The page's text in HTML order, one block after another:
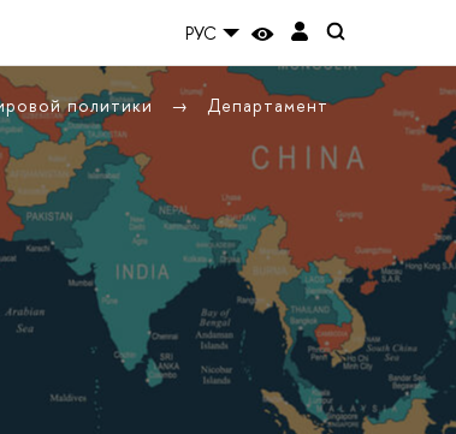
РУС
политики
Департамент